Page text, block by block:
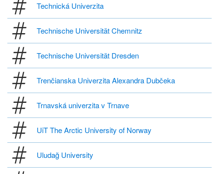
Technická Univerzita
Technische Universität Chemnitz
Technische Universität Dresden
Trenčianska Univerzita Alexandra Dubčeka
Trnavská univerzita v Trnave
UiT The Arctic University of Norway
Uludağ University